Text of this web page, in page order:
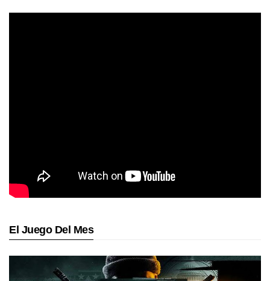
El Juego Del Mes